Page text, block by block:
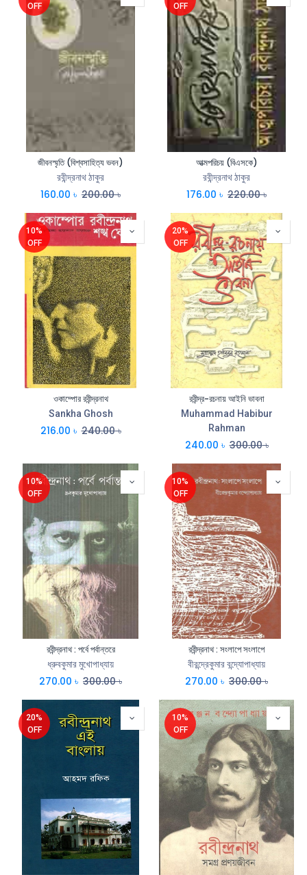
OFF
জীবনস্মৃতি (বিশ্বসাহিত্য ভবন)
রবীন্দ্রনাথ ঠাকুর
160.00 ৳ 200.00৳
OFF
আত্মপরিচয় (বিএসকে)
রবীন্দ্রনাথ ঠাকুর
176.00 ৳ 220.00৳
10%
OFF
ওকাম্পোর রবীন্দ্রনাথ
Sankha Ghosh
216.00 ৳ 240.00৳
20%
OFF
রবীন্দ্র-রচনায় আইনি ভাবনা
Muhammad Habibur
Rahman
240.00 ৳ 300.00৳
10%
OFF
রবীন্দ্রনাথ : পর্বে পর্বান্তরে
ধ্রুবকুমার মুখোপাধ্যায়
270.00 ৳ 300.00৳
10%
OFF
রবীন্দ্রনাথ : সংলাপে সংলাপে
বীরন্দ্রেকুমার বন্দ্যোপাধ্যায়
270.00 ৳ 300.00৳
20%
OFF
10%
OFF